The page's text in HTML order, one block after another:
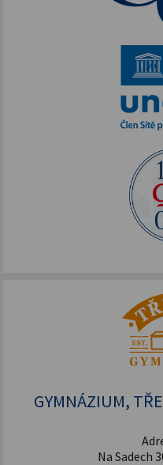
Podpora
Škola bez hranic
Půdní vestavba
Přírodovědné
Jazykové
Archív projektů
Zdravý životní
Akce podpořené
Alej Toma
FOTOSKOP
GYMNÁZIUM,
Na Sadech